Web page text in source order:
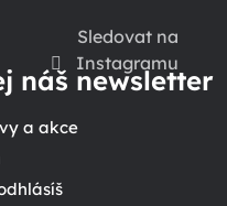
Sledovat na
Instagramu
náš newsletter
a akce